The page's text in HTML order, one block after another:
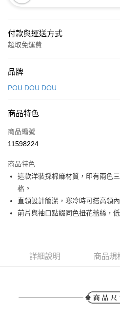
付款與運送方式
超取免運費
信用卡一次付款
LINE Pay
Apple Pay
悠遊付
AFTEE先享後付
相關說明
【關於「AFTEE先享後付」】
AFTEE先享後付是「在收到商品之後才
３．安心：先確認商品／服務後，再付款
２．訂單成立數日內，您將收到繳費通知
ATM付款
全家取貨付款
品牌
POU DOU DOU
商品特色
商品編號
11598224
商品特色
這款洋裝採棉麻材質，印有兩色
格。
直領設計簡潔，寒冷時可搭高領
前片與袖口點綴同色扭花蕾絲，
詳細說明 商品規